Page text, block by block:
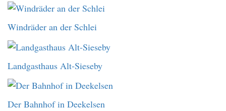
Windräder an der Schlei
Landgasthaus Alt-Sieseby
Der Bahnhof in Deekelsen